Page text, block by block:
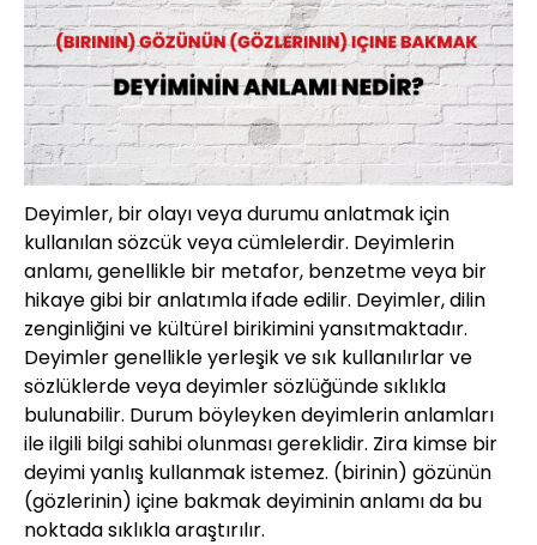
Deyimler, bir olayı veya durumu anlatmak için
kullanılan sözcük veya cümlelerdir. Deyimlerin
anlamı, genellikle bir metafor, benzetme veya bir
hikaye gibi bir anlatımla ifade edilir. Deyimler, dilin
zenginliğini ve kültürel birikimini yansıtmaktadır.
Deyimler genellikle yerleşik ve sık kullanılırlar ve
sözlüklerde veya deyimler sözlüğünde sıklıkla
bulunabilir. Durum böyleyken deyimlerin anlamları
ile ilgili bilgi sahibi olunması gereklidir. Zira kimse bir
deyimi yanlış kullanmak istemez. (birinin) gözünün
(gözlerinin) içine bakmak deyiminin anlamı da bu
noktada sıklıkla araştırılır.